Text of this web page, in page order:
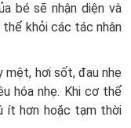
bé sẽ nhận diện và
khỏi các tác nhân
mệt, hơi sốt, đau nhẹ
hóa nhẹ. Khi cơ thể
ít hơn hoặc tạm thời